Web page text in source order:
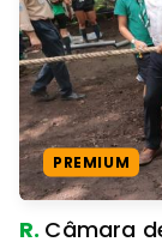
PREMIUM
R. Câmara de